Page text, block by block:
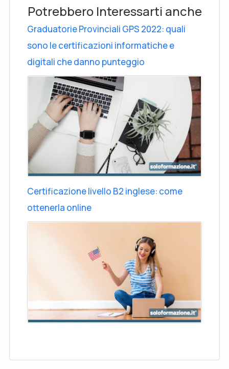
Potrebbero Interessarti anche
Graduatorie Provinciali GPS 2022: quali
sono le certificazioni informatiche e
digitali che danno punteggio
Certificazione livello B2 inglese: come
ottenerla online